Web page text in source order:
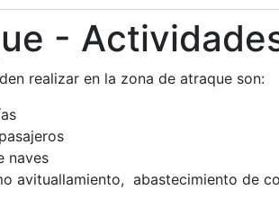
-
realizar en la zona de atraque son:
naves
avituallamiento, abastecimiento de